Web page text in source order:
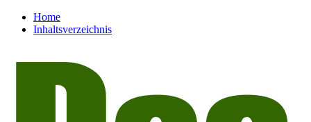
Home
Inhaltsverzeichnis